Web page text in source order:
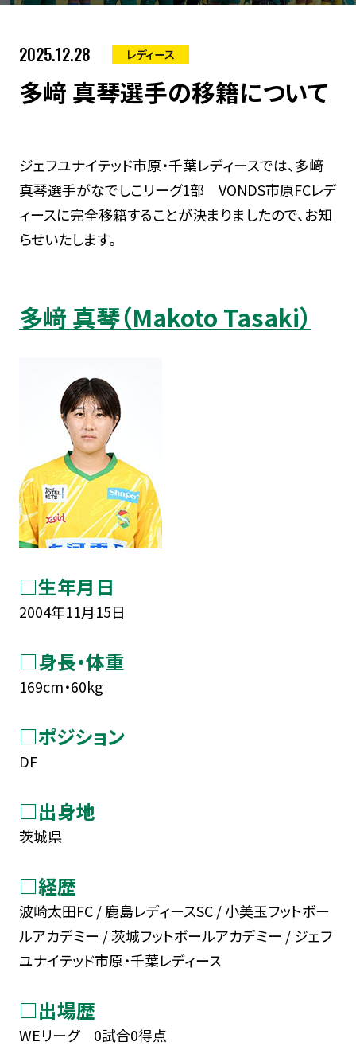
2025.12.28 レディース
多﨑 真琴選手の移籍について
ジェフユナイテッド市原・千葉レディースでは、多﨑
真琴選手がなでしこリーグ1部 VONDS市原FCレデ
ィースに完全移籍することが決まりましたので、お知
らせいたします。
多﨑 真琴（Makoto Tasaki）
□生年月日
2004年11月15日
□身長・体重
169cm・60kg
□ポジション
DF
□出身地
茨城県
□経歴
波崎太田FC / 鹿島レディースSC / 小美玉フットボー
ルアカデミー / 茨城フットボールアカデミー / ジェフ
ユナイテッド市原・千葉レディース
□出場歴
WEリーグ 0試合0得点